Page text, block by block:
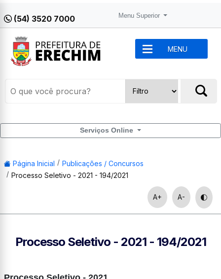
(54) 3520 7000 Menu Superior
MENU
Serviços Online
Página Inicial
Publicações / Concursos
Processo Seletivo - 2021 - 194/2021
A+ A-
Processo Seletivo - 2021 - 194/2021